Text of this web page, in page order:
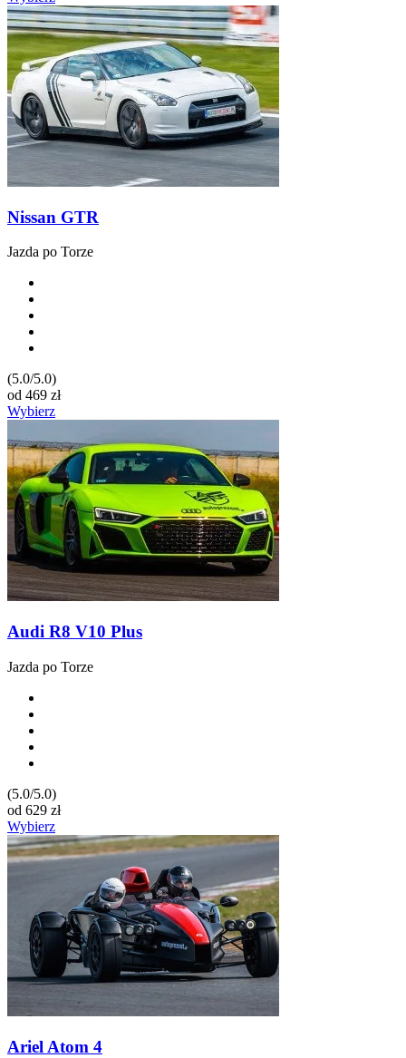
Nissan GTR
Jazda po Torze
(5.0/5.0)
od 469 zł
Wybierz
Audi R8 V10 Plus
Jazda po Torze
(5.0/5.0)
od 629 zł
Wybierz
Ariel Atom 4